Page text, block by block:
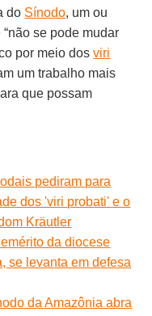
do Sínodo, um ou
se pode mudar
por meio dosviri
um trabalho mais
que possam
pediram para
dos 'viri probati' e o
Kräutler
da diocese
se levanta em defesa
da Amazônia abra